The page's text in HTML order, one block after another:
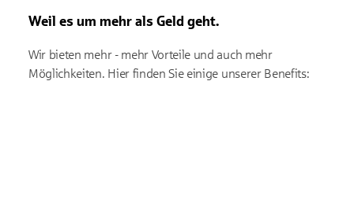
Weil es um mehr als Geld geht.
Wir bieten mehr - mehr Vorteile und auch mehr
Möglichkeiten. Hier finden Sie einige unserer Benefits: